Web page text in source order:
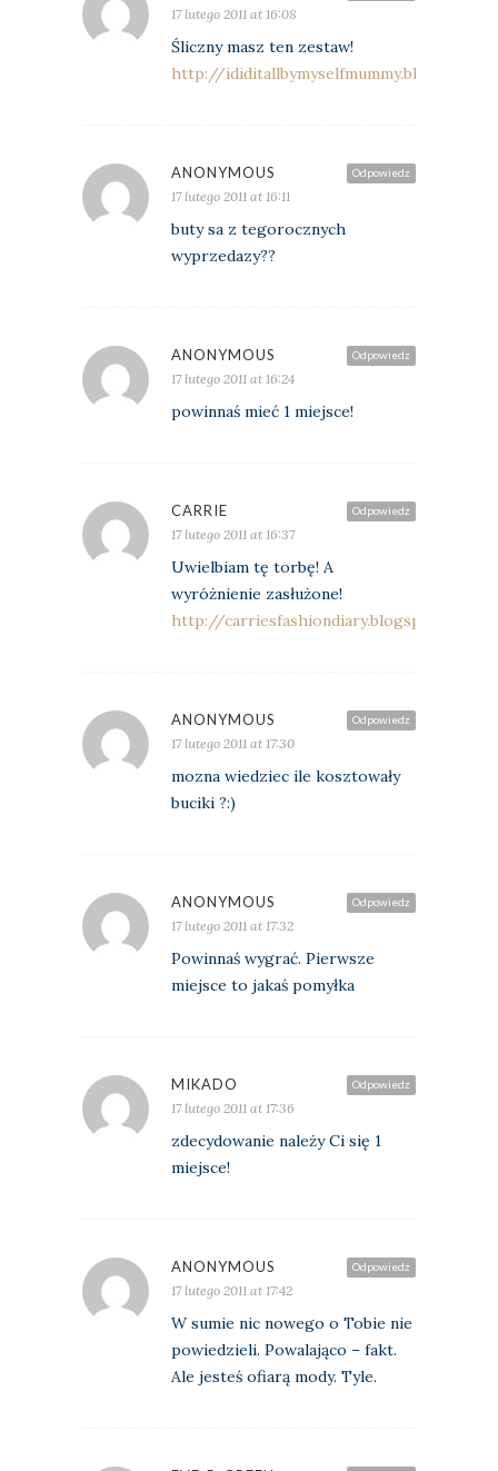
17 lutego 2011 at 16:08
Śliczny masz ten zestaw!
http://
Odpowiedz
ANONYMOUS
17 lutego 2011 at 16:11
buty sa z tegorocznych
wyprzedazy??
Odpowiedz
ANONYMOUS
17 lutego 2011 at 16:24
powinnaś mieć 1 miejsce!
Odpowiedz
CARRIE
17 lutego 2011 at 16:37
Uwielbiam tę torbę! A
wyróżnienie zasłużone!
http://carriesfashiondiary.blogspot.com/
Odpowiedz
ANONYMOUS
17 lutego 2011 at 17:30
mozna wiedziec ile kosztowały
buciki ?:)
Odpowiedz
ANONYMOUS
17 lutego 2011 at 17:32
Powinnaś wygrać. Pierwsze
miejsce to jakaś pomyłka
Odpowiedz
MIKADO
17 lutego 2011 at 17:36
zdecydowanie należy Ci się 1
miejsce!
Odpowiedz
ANONYMOUS
17 lutego 2011 at 17:42
W sumie nic nowego o Tobie nie
powiedzieli. Powalająco – fakt.
Ale jesteś ofiarą mody. Tyle.